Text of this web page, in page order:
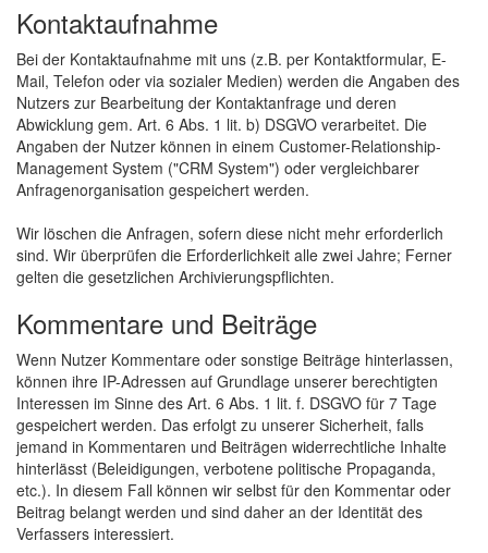
Kontaktaufnahme
Bei der Kontaktaufnahme mit uns (z.B. per Kontaktformular, E-
Mail, Telefon oder via sozialer Medien) werden die Angaben des
Nutzers zur Bearbeitung der Kontaktanfrage und deren
Abwicklung gem. Art. 6 Abs. 1 lit. b) DSGVO verarbeitet. Die
Angaben der Nutzer können in einem Customer-Relationship-
Management System ("CRM System") oder vergleichbarer
Anfragenorganisation gespeichert werden.
Wir löschen die Anfragen, sofern diese nicht mehr erforderlich
sind. Wir überprüfen die Erforderlichkeit alle zwei Jahre; Ferner
gelten die gesetzlichen Archivierungspflichten.
Kommentare und Beiträge
Wenn Nutzer Kommentare oder sonstige Beiträge hinterlassen,
können ihre IP-Adressen auf Grundlage unserer berechtigten
Interessen im Sinne des Art. 6 Abs. 1 lit. f. DSGVO für 7 Tage
gespeichert werden. Das erfolgt zu unserer Sicherheit, falls
jemand in Kommentaren und Beiträgen widerrechtliche Inhalte
hinterlässt (Beleidigungen, verbotene politische Propaganda,
etc.). In diesem Fall können wir selbst für den Kommentar oder
Beitrag belangt werden und sind daher an der Identität des
Verfassers interessiert.